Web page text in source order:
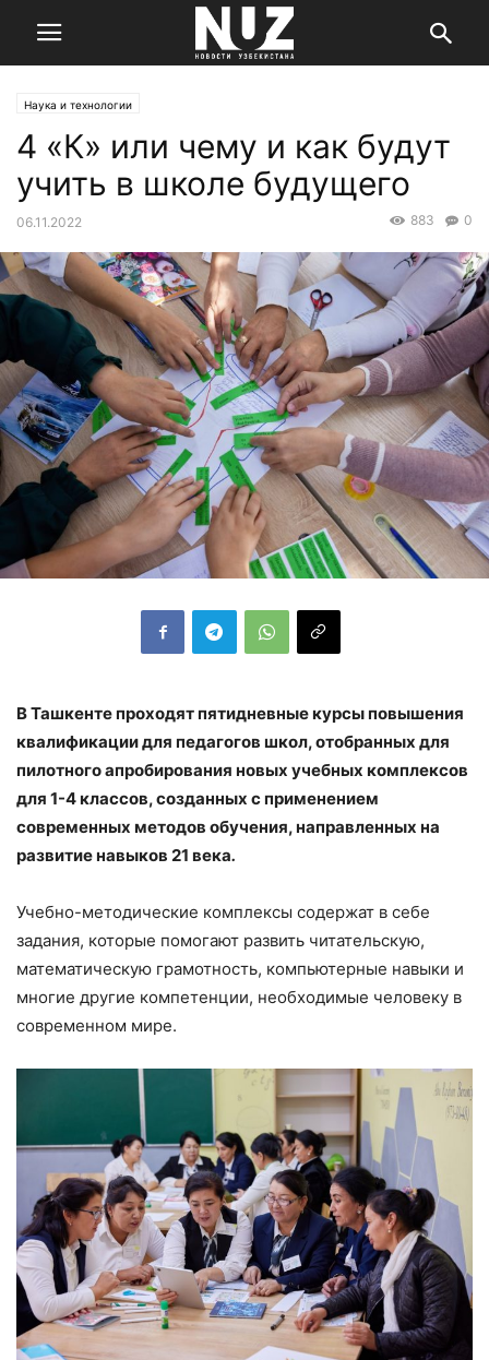
Наука и технологии
4 «К» или чему и как будут
учить в школе будущего
06.11.2022 0
883
В Ташкенте проходят пятидневные курсы повышения
квалификации для педагогов школ, отобранных для
пилотного апробирования новых учебных комплексов
для 1-4 классов, созданных с применением
современных методов обучения, направленных на
развитие навыков 21 века.
Учебно-методические комплексы содержат в себе
задания, которые помогают развить читательскую,
математическую грамотность, компьютерные навыки и
многие другие компетенции, необходимые человеку в
современном мире.